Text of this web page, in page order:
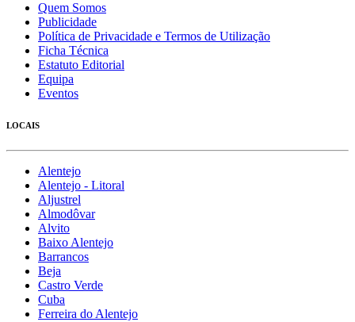
Quem Somos
Publicidade
Política de Privacidade e Termos de Utilização
Ficha Técnica
Estatuto Editorial
Equipa
Eventos
LOCAIS
Alentejo
Alentejo - Litoral
Aljustrel
Almodôvar
Alvito
Baixo Alentejo
Barrancos
Beja
Castro Verde
Cuba
Ferreira do Alentejo